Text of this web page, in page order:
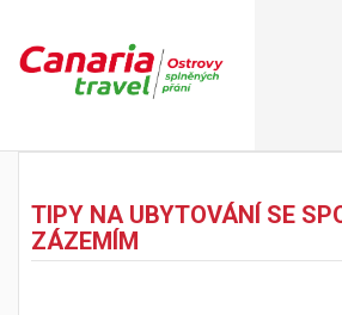
TIPY NA UBYTOVÁNÍ SE
ZÁZEMÍM
Příjmení